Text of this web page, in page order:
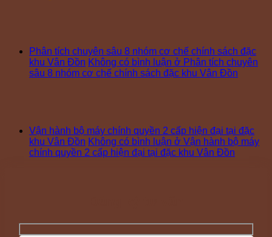
Phân tích chuyên sâu 8 nhóm cơ chế chính sách đặc
khu Vân Đồn Không có bình luận ở Phân tích chuyên
sâu 8 nhóm cơ chế chính sách đặc khu Vân Đồn
Vận hành bộ máy chính quyền 2 cấp hiện đại tại đặc
khu Vân Đồn Không có bình luận ở Vận hành bộ máy
chính quyền 2 cấp hiện đại tại đặc khu Vân Đồn